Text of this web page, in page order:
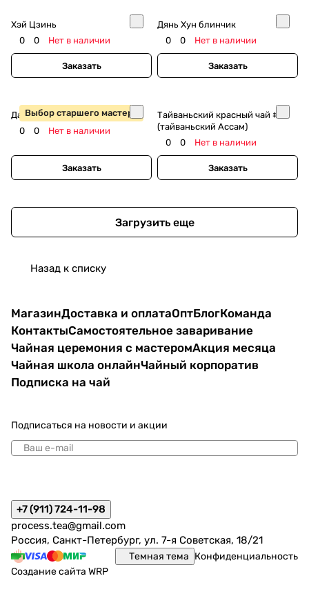
Хэй Цзинь
0
0 Нет в наличии
Заказать
Дянь Хун блинчик
0
0 Нет в наличии
Заказать
Выбор старшего мастера
Да Цзинь Чжэнь Дянь Хун
0
0 Нет в наличии
Заказать
Тайваньский красный чай #8
(тайваньский Ассам)
0
0 Нет в наличии
Заказать
Загрузить еще
Назад к списку
МагазинДоставка и оплатаОптБлогКоманда
КонтактыСамостоятельное заваривание
Чайная церемония с мастеромАкция месяца
Чайная школа онлайнЧайный корпоратив
Подписка на чай
Подписаться на новости и акции
+7 (911) 724-11-98
process.tea@gmail.com
Россия, Санкт-Петербург, ул. 7-я Советская, 18/21
Темная тема Конфиденциальность
Создание сайта WRP